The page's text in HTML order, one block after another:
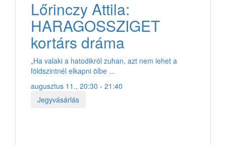
Lőrinczy Attila:
HARAGOSSZIGET
kortárs dráma
„Ha valaki a hatodikról zuhan, azt nem lehet a
földszintnél elkapni ölbe ...
augusztus 11., 20:30 - 21:40
Jegyvásárlás